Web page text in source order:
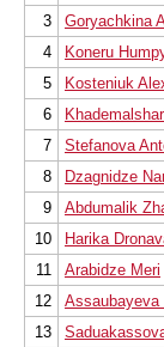
3
Goryachkina
4
Koneru
5
Kosteniuk
6
7
Stefanova
8
Dzagnidze
9
Abdumalik
10
Harika
11
Arabidze Meri
12
Assaubayeva
13